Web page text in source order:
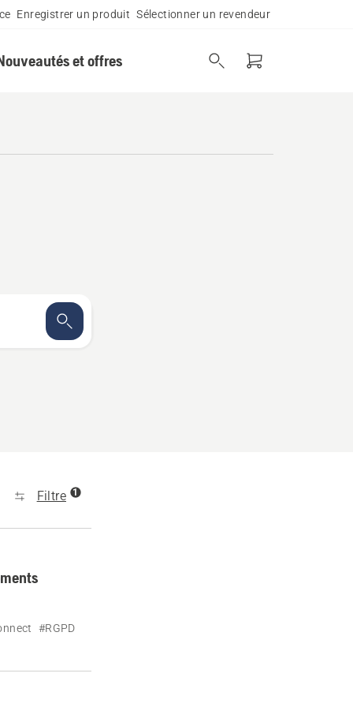
Enregistrer un produit Sélectionner un revendeur
et offres
Filtre 1
#RGPD